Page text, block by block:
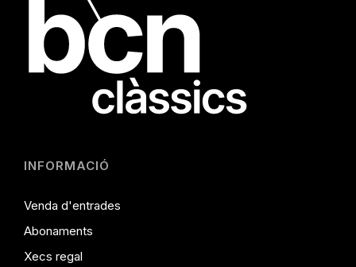
INFORMACIÓ
Venda d'entrades
Abonaments
Xecs regal